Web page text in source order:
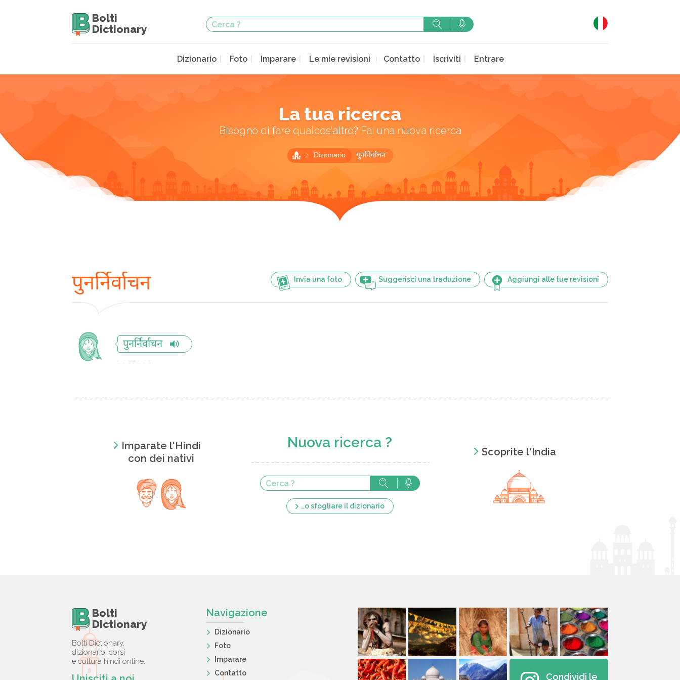
Bolti
Dictionary
Dizionario Foto Imparare Le mie revisioni Contatto Iscriviti Entrare
La tua ricerca
Bisogno di fare qualcos'altro? Fai una nuova ricerca
Dizionario पुनर्निर्वाचन
Invia una foto Suggerisci una traduzione Aggiungi alle tue revisioni
पुनर्निर्वाचन
पुनर्निर्वाचन
Imparate l'Hindi
con dei nativi
Nuova ricerca ?
…o sfogliare il dizionario
Scoprite l'India
Bolti
Dictionary
Bolti Dictionary,
dizionario, corsi
e cultura hindi online.
Navigazione
Dizionario
Foto
Imparare
Contatto
Condividi le